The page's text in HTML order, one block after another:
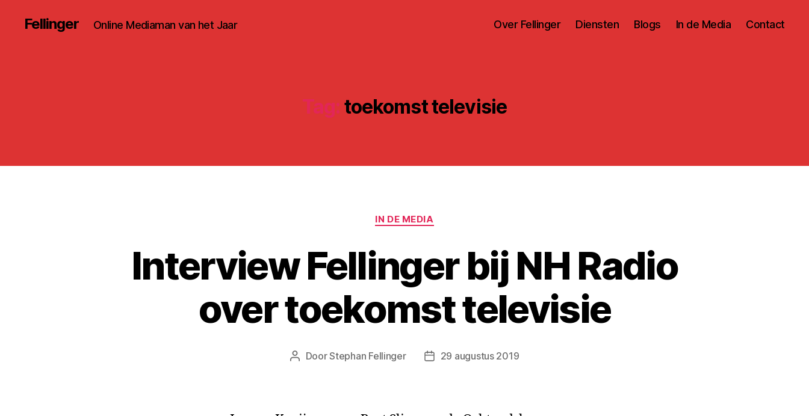
Fellinger Online Mediaman van het Jaar Over Fellinger Diensten Blogs In de Media Contact
Tag: toekomst televisie
Categorieën
IN DE MEDIA
Interview Fellinger bij NH Radio
over toekomst televisie
Berichtauteur
DoorStephan Fellinger Berichtdatum
29 augustus 2019